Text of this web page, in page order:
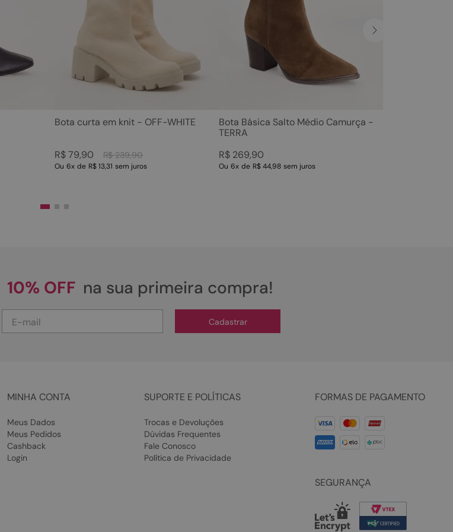
Bota curta em knit - OFF-WHITE
R$ 239,90
R$79,90
Ou 6x de R$ 13,31 sem juros
Bota Básica Salto Médio Camurça -
TERRA
R$ 269,90
Ou 6x de R$ 44,98 sem juros
10% OFF na sua primeira compra!
Cadastrar
MINHA CONTA
Meus Dados
Meus Pedidos
Cashback
Login
SUPORTE E POLÍTICAS
Trocas e Devoluções
Dúvidas Frequentes
Fale Conosco
Política de Privacidade
FORMAS DE PAGAMENTO
SEGURANÇA